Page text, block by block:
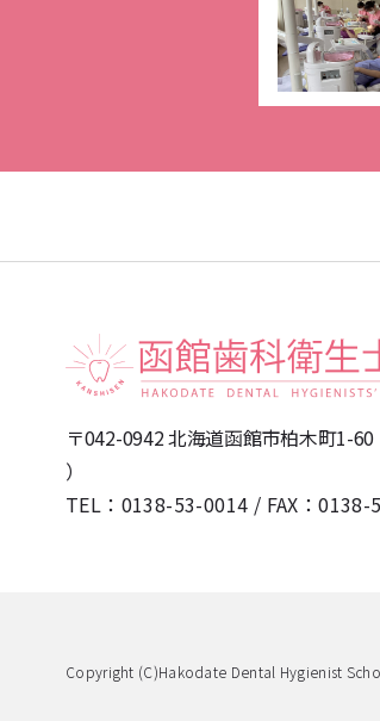
〒042-0942 北海道函館市柏木町1-60
）
TEL： 0138-53-0014 / FAX：
Copyright (C)Hakodate Dental Hygienist